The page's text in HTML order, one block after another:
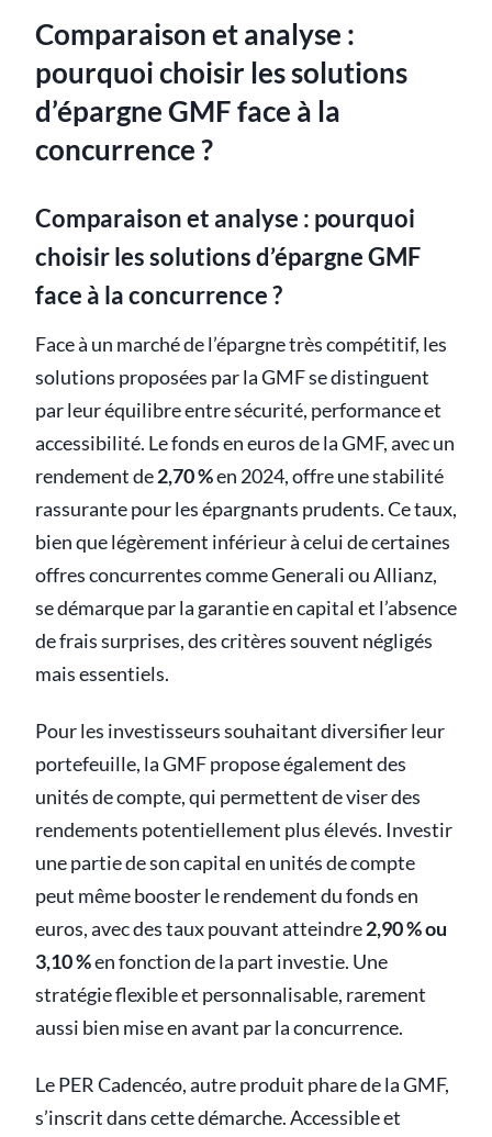
Comparaison et analyse :
pourquoi choisir les solutions
d’épargne GMF face à la
concurrence ?
Comparaison et analyse : pourquoi
choisir les solutions d’épargne GMF
face à la concurrence ?
Face à un marché de l’épargne très compétitif, les
solutions proposées par la GMF se distinguent
par leur équilibre entre sécurité, performance et
accessibilité. Le fonds en euros de la GMF, avec un
rendement de2,70 %en 2024, offre une stabilité
rassurante pour les épargnants prudents. Ce taux,
bien que légèrement inférieur à celui de certaines
offres concurrentes comme Generali ou Allianz,
se démarque par la garantie en capital et l’absence
de frais surprises, des critères souvent négligés
mais essentiels.
Pour les investisseurs souhaitant diversifier leur
portefeuille, la GMF propose également des
unités de compte, qui permettent de viser des
rendements potentiellement plus élevés. Investir
une partie de son capital en unités de compte
peut même booster le rendement du fonds en
euros, avec des taux pouvant atteindre2,90 % ou
3,10 %en fonction de la part investie. Une
stratégie flexible et personnalisable, rarement
aussi bien mise en avant par la concurrence.
Le PER Cadencéo, autre produit phare de la GMF,
s’inscrit dans cette démarche. Accessible et